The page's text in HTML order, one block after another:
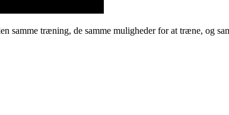
samme træning, de samme muligheder for at træne, og